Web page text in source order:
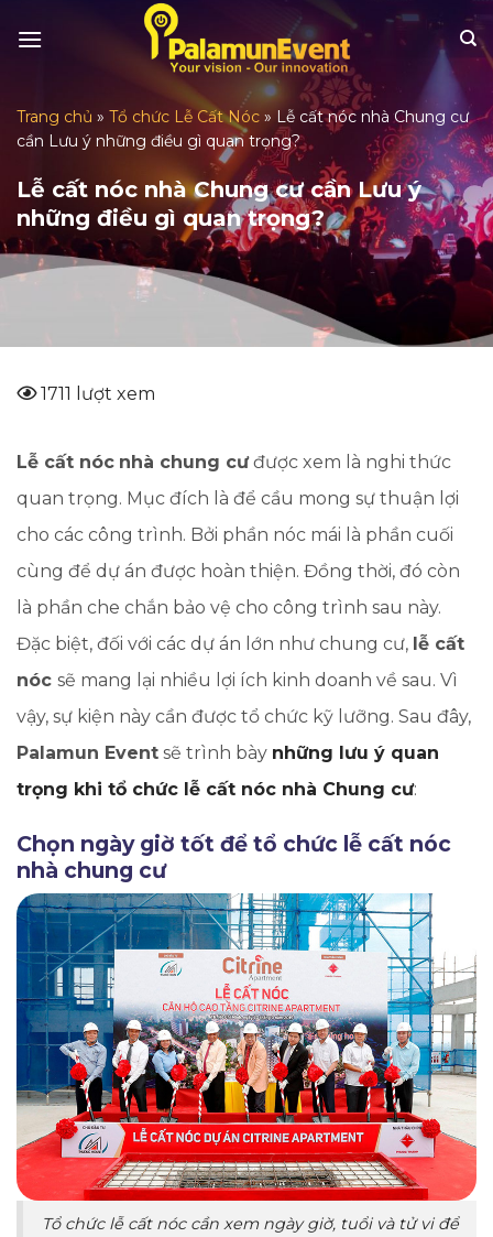
Trang chủ » Tổ chức Lễ Cất Nóc » Lễ cất nóc nhà Chung cư
cần Lưu ý những điều gì quan trọng?
Lễ cất nóc nhà Chung cư cần Lưu ý
những điều gì quan trọng?
1711 lượt xem
Lễ cất nóc nhà chung cưđược xem là nghi thức
quan trọng. Mục đích là để cầu mong sự thuận lợi
cho các công trình. Bởi phần nóc mái là phần cuối
cùng để dự án được hoàn thiện. Đồng thời, đó còn
là phần che chắn bảo vệ cho công trình sau này.
Đặc biệt, đối với các dự án lớn như chung cư, lễ cất
nóc sẽ mang lại nhiều lợi ích kinh doanh về sau. Vì
vậy, sự kiện này cần được tổ chức kỹ lưỡng. Sau đây,
Palamun Event sẽ trình bày những lưu ý quan
trọng khi tổ chức lễ cất nóc nhà Chung cư:
Chọn ngày giờ tốt để tổ chức lễ cất nóc
nhà chung cư
Tổ chức lễ cất nóc cần xem ngày giờ, tuổi và tử vi để